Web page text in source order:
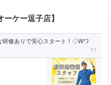
ケー逗子店】
研修ありで安心スタート！◇Wワ